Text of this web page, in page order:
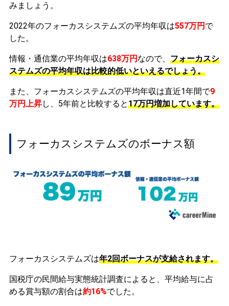
みましょう。
2022年のフォーカスシステムズの平均年収は557万円 で
した。
情報・通信業の平均年収は638万円 なので、 フォーカスシ
ステムズの平均年収は比較的低いといえるでしょう。
また、フォーカスシステムズの平均年収は直近1年間で9
万円上昇し、5年前と比較すると17万円増加しています。
フォーカスシステムズのボーナス額
フォーカスシステムズは年2回ボーナスが支給されます。
国税庁の民間給与実態統計調査によると、平均給与に占
める賞与額の割合は約16%でした。